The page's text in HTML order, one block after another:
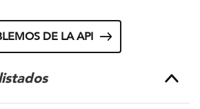
DE LA API